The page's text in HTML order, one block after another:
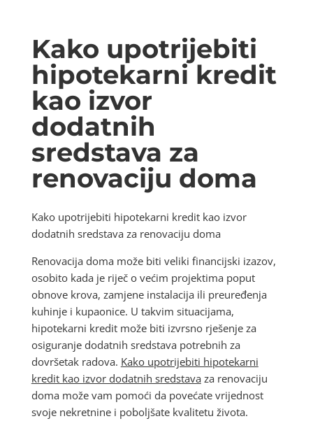
Kako upotrijebiti
hipotekarni kredit
kao izvor
dodatnih
sredstava za
renovaciju doma
Kako upotrijebiti hipotekarni kredit kao izvor
dodatnih sredstava za renovaciju doma
Renovacija doma može biti veliki financijski izazov,
osobito kada je riječ o većim projektima poput
obnove krova, zamjene instalacija ili preuređenja
kuhinje i kupaonice. U takvim situacijama,
hipotekarni kredit može biti izvrsno rješenje za
osiguranje dodatnih sredstava potrebnih za
dovršetak radova. Kako upotrijebiti hipotekarni
kredit kao izvor dodatnih sredstava za renovaciju
doma može vam pomoći da povećate vrijednost
svoje nekretnine i poboljšate kvalitetu života.